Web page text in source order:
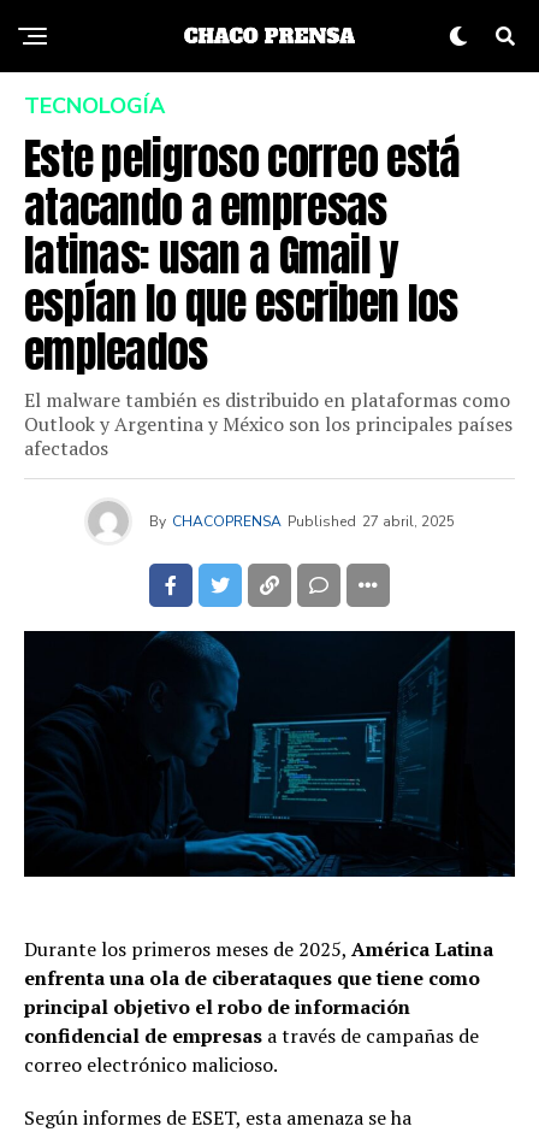
TECNOLOGÍA
Este peligroso correo está
atacando a empresas
latinas: usan a Gmail y
espían lo que escriben los
empleados
El malware también es distribuido en plataformas como
Outlook y Argentina y México son los principales países
afectados
By CHACOPRENSA Published 27 abril, 2025
Durante los primeros meses de 2025, América Latina
enfrenta una ola de ciberataques que tiene como
principal objetivo el robo de información
confidencial de empresas a través de campañas de
correo electrónico malicioso.
Según informes de ESET, esta amenaza se ha